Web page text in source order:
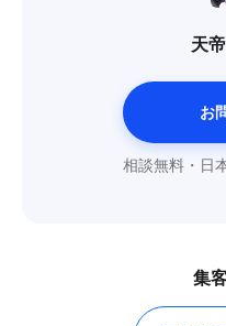
天
お
相談無料・日
集